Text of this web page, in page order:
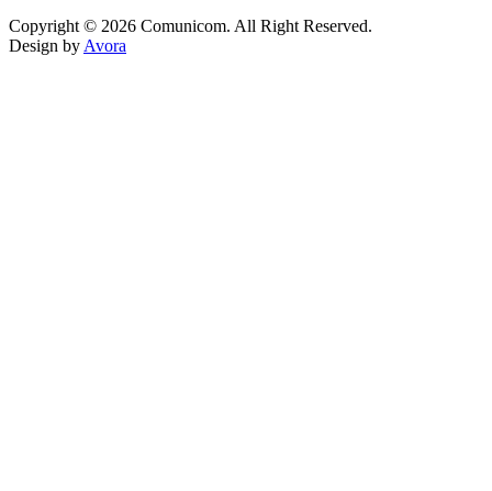
Copyright © 2026 Comunicom. All Right Reserved.
Design by Avora